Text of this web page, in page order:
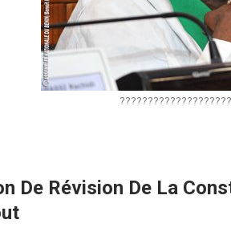
De Révision De La